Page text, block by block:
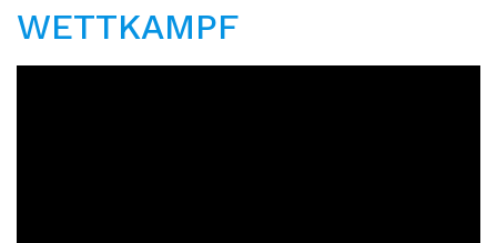
WETTKAMPF